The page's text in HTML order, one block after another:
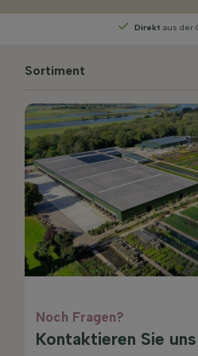
Sortiment
Noch Fragen?
Kontaktieren Sie uns